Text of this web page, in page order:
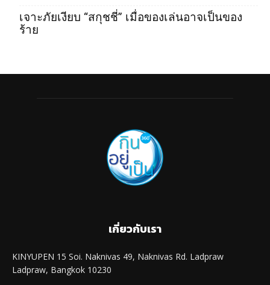
เจาะภัยเงียบ “สกุชชี่” เมื่อของเล่นอาจเป็นของ
ร้าย
เกี่ยวกับเรา
KINYUPEN 15 Soi. Naknivas 49, Naknivas Rd. Ladpraw
Ladpraw, Bangkok 10230